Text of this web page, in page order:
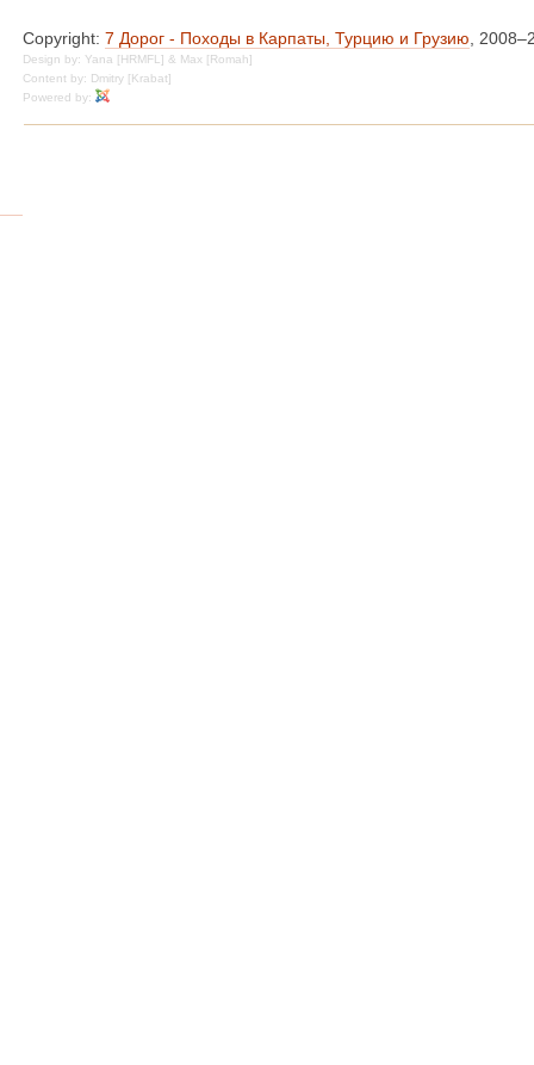
Copyright: 7 Дорог - Походы в Карпаты, Турцию и Грузию,
Design by: Yana [HRMFL] & Max [Romah]
Content by: Dmitry [Krabat]
Powered by: